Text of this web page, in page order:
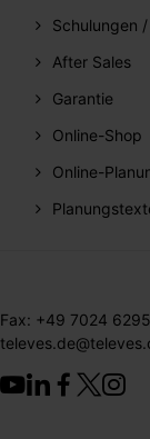
Schulungen
After Sales
Garantie
Online-Shop
Online-
Fax: +49 7024 6295